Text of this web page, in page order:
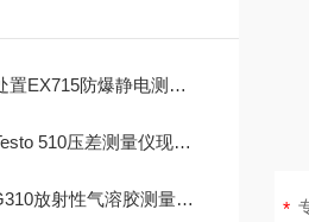
防爆静电测试仪故障可有效保障检测工作正常开展
压差测量仪现场测量操作与误差控制
气溶胶测量仪：IP65防护与-40℃~+50℃宽温工作能力